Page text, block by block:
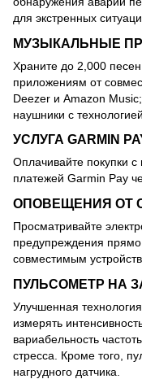
для экстренных
МУЗЫКАЛЬНЫЕ
Храните до 2,000
приложениям от
Deezer и Amazon
наушники с
УСЛУГА GARMIN
Оплачивайте покупки
платежей Garmin Pay
ОПОВЕЩЕНИЯ ОТ
Просматривайте
предупреждения
совместимым
ПУЛЬСОМЕТР НА
Улучшенная
измерять
вариабельность
стресса. Кроме того,
нагрудного датчика.